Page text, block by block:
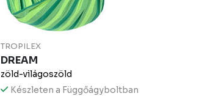
TROPILEX
DREAM
zöld-világoszöld
Készleten a Függőágyboltban